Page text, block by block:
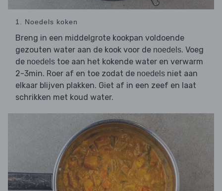
1. Noedels koken
Breng in een middelgrote kookpan voldoende
gezouten water aan de kook voor de noedels. Voeg
de noedels toe aan het kokende water en verwarm
2-3min. Roer af en toe zodat de noedels niet aan
elkaar blijven plakken. Giet af in een zeef en laat
schrikken met koud water.